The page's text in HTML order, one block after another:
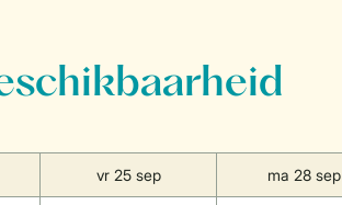
vr 25 sep ma 28 sep